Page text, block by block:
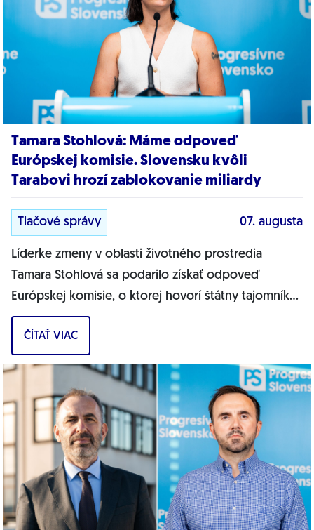
Tamara Stohlová: Máme odpoveď
Európskej komisie. Slovensku kvôli
Tarabovi hrozí zablokovanie miliardy
Tlačové správy 07. augusta
Líderke zmeny v oblasti životného prostredia
Tamara Stohlová sa podarilo získať odpoveď
Európskej komisie, o ktorej hovorí štátny tajomník
MŽP Filip Kuffa. Môžem jednoznačne...
ČÍTAŤ VIAC